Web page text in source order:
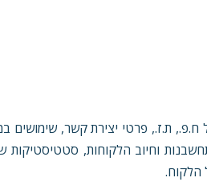
וחיוב הלקוחות,
הלקוח.